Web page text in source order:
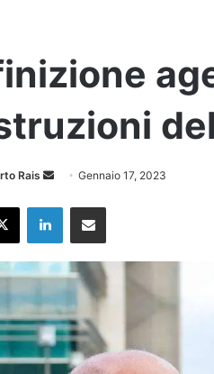
Rais
Invia Gennaio 17, 2023
X LinkedInCondividi via Email